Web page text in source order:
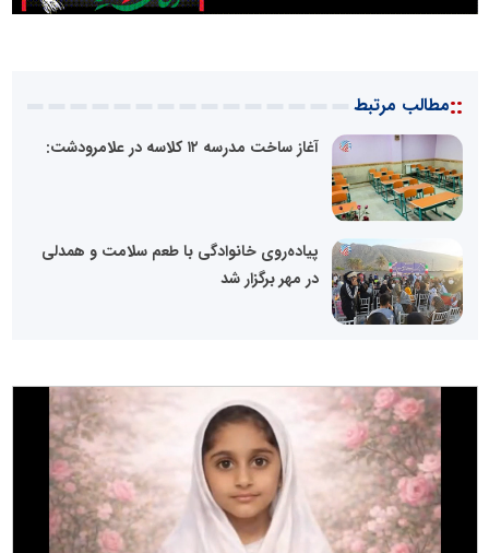
::مطالب مرتبط
آغاز ساخت مدرسه ۱۲ کلاسه در علامرودشت:
پیاده‌روی خانوادگی با طعم سلامت و همدلی
در مهر برگزار شد